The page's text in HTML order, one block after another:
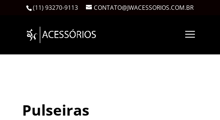
(11) 93270-9113 CONTATO@JWACESSORIOS.COM.BR
Pulseiras